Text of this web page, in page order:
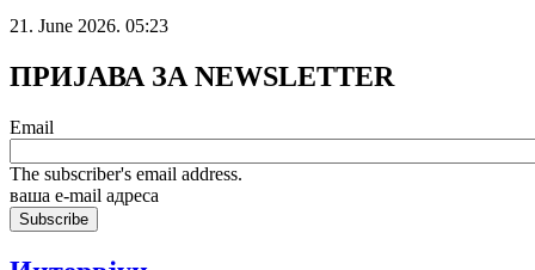
21. June 2026. 05:23
ПРИЈАВА ЗА NEWSLETTER
Email
The subscriber's email address.
ваша е-mail адреса